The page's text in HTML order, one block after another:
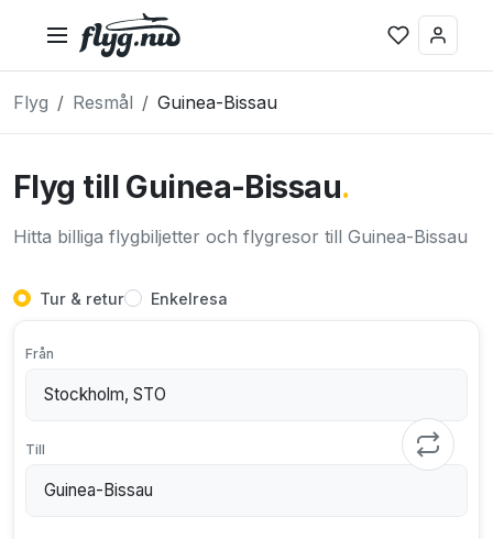
Flyg Resmål Guinea-Bissau
Flyg till Guinea-Bissau.
Hitta billiga flygbiljetter och flygresor till Guinea-Bissau
Tur & retur Enkelresa
Från
Till